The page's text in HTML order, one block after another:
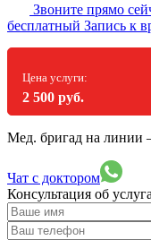
Звоните прямо
бесплатный Запись к
Цена услуги:
2 500 руб.
Мед. бригад на линии
Чат с доктором
Консультация об